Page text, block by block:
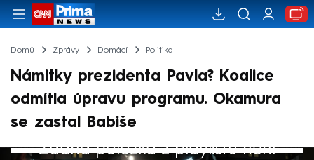
Domů Zprávy Domácí Politika
Námitky prezidenta Pavla? Koalice
odmítla úpravu programu. Okamura
se zastal Babiše
Žádná položka z playlistu není